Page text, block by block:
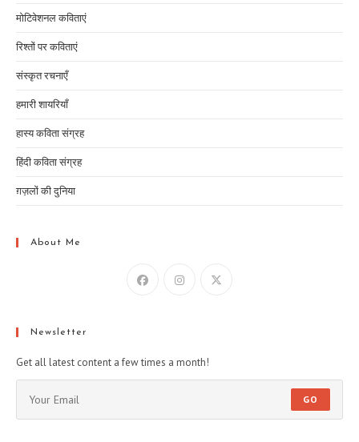
मोटिवेशनल कविताएं
रिश्तों पर कविताएं
संस्कृत रचनाएँ
हमारी शायरियाँ
हास्य कविता संग्रह
हिंदी कविता संग्रह
ग़ज़लों की दुनिया
About Me
Newsletter
Get all latest content a few times a month!
GO